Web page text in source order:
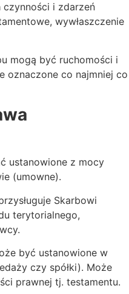
i zdarzeń
wywłaszczenie
mogą być ruchomości i
oznaczone co najmniej co
ustanowione z mocy
(umowne).
Skarbowi
terytorialnego,
być ustanowione w
czy spółki). Może
prawnej tj. testamentu.